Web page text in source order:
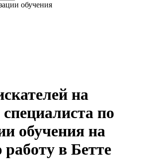
обучения
на
по
обучения на
в Бетте